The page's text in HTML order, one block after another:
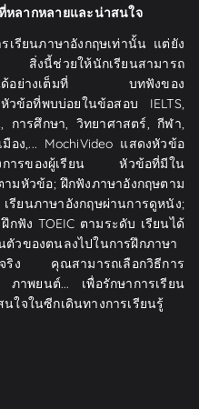
หลากหลายและน่าสนใจ
เรียนภาษาอังกฤษเท่านั้น แต่ยัง
งนี้ช่วยให้นักเรียนสามารถ
นได้อย่างเต็มที่ บทฟังของ
วข้อที่พบบ่อยในข้อสอบ IELTS,
การศึกษา, วิทยาศาสตร์, กีฬา,
อง,... MochiVideo แสดงหัวข้อ
ารของผู้เรียน หัวข้อที่มีใน
ามหัวข้อ; ฝึกฟังภาษาอังกฤษตาม
รียนภาษาอังกฤษผ่านการดูหนัง;
กฟัง TOEIC ตามระดับ เรียนได้
วของตนลงไปในการฝึกภาษา
จริง คุณสามารถเลือกวิธีการ
ภาพยนต์... เพื่อรักษาการเรียน
ใจในซีกเดินทางการเรียนรู้